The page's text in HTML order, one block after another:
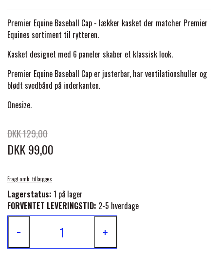
TERAPI PRODUKTER
HUER & HALSTØRKLÆDER
GAVEARTIKLER VOKSNE
INSEKTBESKYTTELSE
HESTEBOLCHER & TREATS
TILSKUD & VITAMINER
TRAVDÆKKEN & TILBEHØR
SKO & VÆRKTØJ
VOGNE & TILBEHØR
GALOP
PREMIER EQUINE LINERS & DÆKKEN
TILBEHØR
PREMIER EQUINE WALKER & RIDEDÆKKEN
PREMIER EQUINE INSEKTBESKYTTELSE
PREMIER EQUINE MAGNET & INFRARØD
PREMIER EQUINE GRIMER & TRÆKTOV
PREMIER EQUINE TRENSE & TILBEHØR
PREMIER EQUINE SADLER
CARR & DAY & MARTIN
CUSTOM
FINNTACK
FORAN EQUINE
Premier Equine Baseball Cap - lækker kasket der matcher Premier
Equines sortiment til rytteren.
Kasket designet med 6 paneler skaber et klassisk look.
Premier Equine Baseball Cap er justerbar, har ventilationshuller og
blødt svedbånd på inderkanten.
Onesize.
DKK 129,00
DKK 99,00
Fragt omk. tillægges
Lagerstatus: 1 på lager
FORVENTET LEVERINGSTID: 2-5 hverdage
− +